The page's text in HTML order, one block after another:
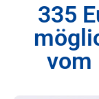
335
vom